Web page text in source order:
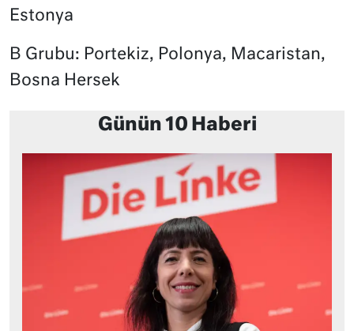
Estonya
B Grubu: Portekiz, Polonya, Macaristan,
Bosna Hersek
Günün 10 Haberi